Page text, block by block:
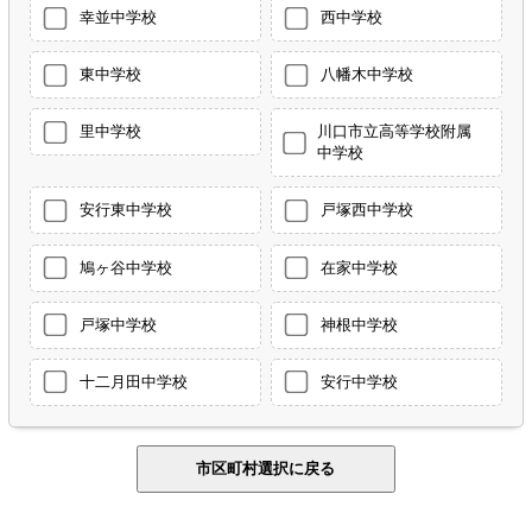
幸並中学校 西中学校
東中学校 八幡木中学校
里中学校
川口市立高等学校附属
中学校
安行東中学校 戸塚西中学校
鳩ヶ谷中学校 在家中学校
戸塚中学校 神根中学校
十二月田中学校 安行中学校